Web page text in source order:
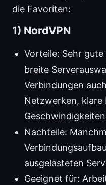
die Favoriten:
1) NordVPN
Vorteile: Sehr
breite
Verbindungen
Netzwerken,
Nachteile:
ausgelasteten
Geeignet für: